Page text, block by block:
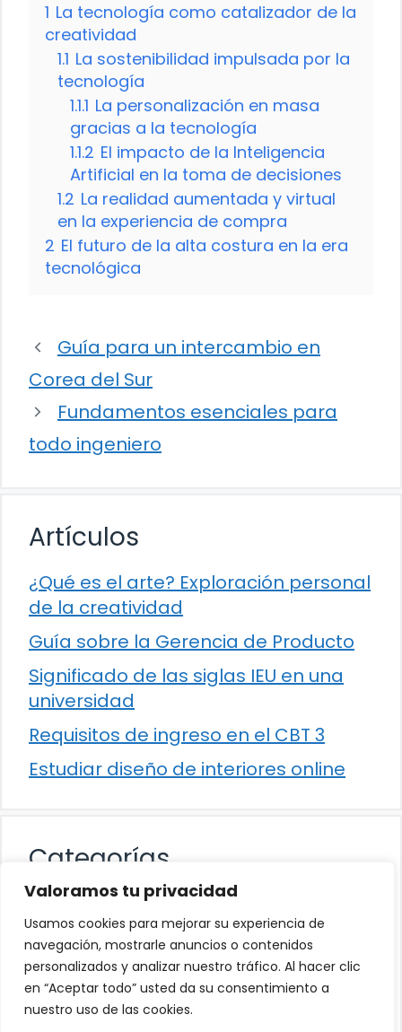
Valoramos tu privacidad
Usamos cookies para mejorar su experiencia de
navegación, mostrarle anuncios o contenidos
personalizados y analizar nuestro tráfico. Al hacer clic
en “Aceptar todo” usted da su consentimiento a
nuestro uso de las cookies.
1 La tecnología como catalizador de la
creatividad
1.1 La sostenibilidad impulsada por la
tecnología
1.1.1 La personalización en masa
gracias a la tecnología
1.1.2 El impacto de la Inteligencia
Artificial en la toma de decisiones
1.2 La realidad aumentada y virtual
en la experiencia de compra
2 El futuro de la alta costura en la era
tecnológica
Guía para un intercambio en
Corea del Sur
Fundamentos esenciales para
todo ingeniero
Artículos
¿Qué es el arte? Exploración personal
de la creatividad
Guía sobre la Gerencia de Producto
Significado de las siglas IEU en una
universidad
Requisitos de ingreso en el CBT 3
Estudiar diseño de interiores online
Categorías
Cultura
Educación
Eventos
Trabajo